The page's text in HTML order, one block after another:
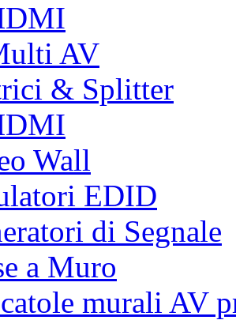
AV
& Splitter
Wall
EDID
di Segnale
a Muro
murali AV